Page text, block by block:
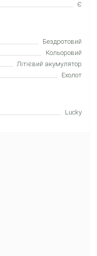
Є
Бездротовий
Кольоровий
Літієвий акумулятор
Еxолот
Lucky